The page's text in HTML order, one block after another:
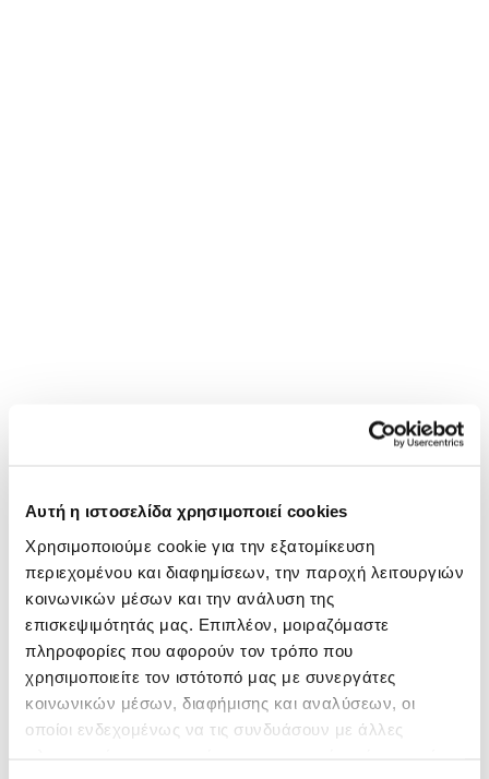
Αυτή η ιστοσελίδα χρησιμοποιεί cookies
Χρησιμοποιούμε cookie για την εξατομίκευση
περιεχομένου και διαφημίσεων, την παροχή λειτουργιών
κοινωνικών μέσων και την ανάλυση της
επισκεψιμότητάς μας. Επιπλέον, μοιραζόμαστε
πληροφορίες που αφορούν τον τρόπο που
χρησιμοποιείτε τον ιστότοπό μας με συνεργάτες
κοινωνικών μέσων, διαφήμισης και αναλύσεων, οι
οποίοι ενδεχομένως να τις συνδυάσουν με άλλες